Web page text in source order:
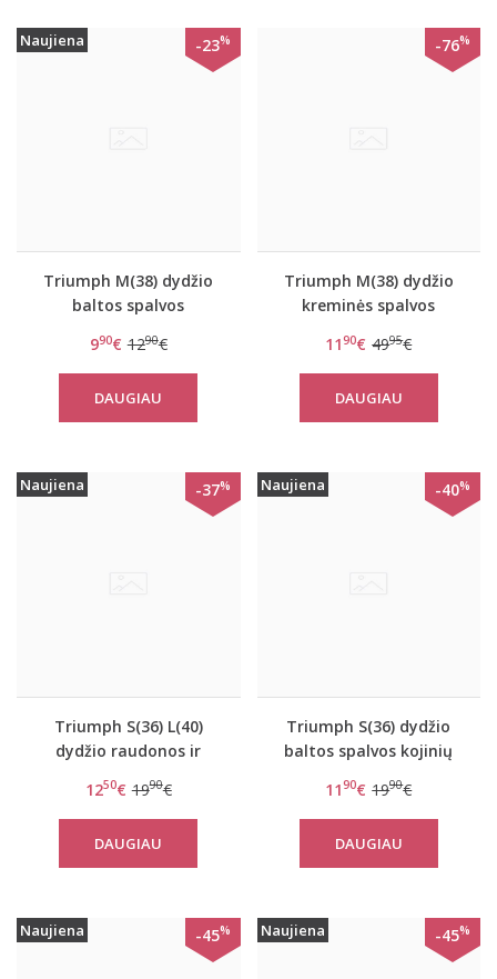
Naujiena -23%
Triumph M(38) dydžio
baltos spalvos
Shape Sensation S
990€ 1290€
DAUGIAU
-76%
Triumph M(38) dydžio
kreminės spalvos
neriniais kojinių diržas
Splendid Essence S
1190€ 4995€
DAUGIAU
Naujiena -37%
Triumph S(36) L(40)
dydžio raudonos ir
diržas Amourette
Spotlight S
1250€ 1990€
DAUGIAU
Naujiena -40%
Triumph S(36) dydžio
baltos spalvos kojinių
Spotlight S
1190€ 1990€
DAUGIAU
Naujiena -45% Naujiena -45%